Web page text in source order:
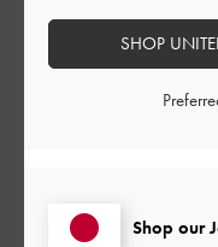
軽くてすごく履きやす
Shop our
SHOP